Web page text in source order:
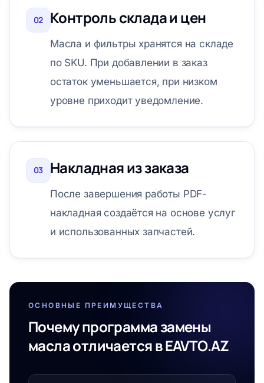
02 Контроль склада и цен
Масла и фильтры хранятся на складе
по SKU. При добавлении в заказ
остаток уменьшается, при низком
уровне приходит уведомление.
03 Накладная из заказа
После завершения работы PDF-
накладная создаётся на основе услуг
и использованных запчастей.
ОСНОВНЫЕ ПРЕИМУЩЕСТВА
Почему программа замены
масла отличается в EAVTO.AZ